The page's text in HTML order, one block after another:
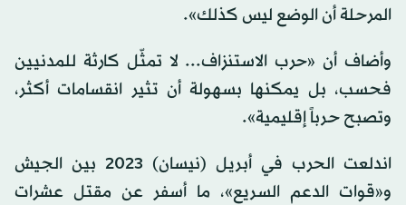
المرحلة أن الوضع ليس كذلك».
وأضاف أن «حرب الاستنزاف... لا تمثّل كارثة للمدنيين
فحسب، بل يمكنها بسهولة أن تثير انقسامات أكثر،
وتصبح حرباً إقليمية».
اندلعت الحرب في أبريل (نيسان) 2023 بين الجيش
و«قوات الدعم السريع»، ما أسفر عن مقتل عشرات